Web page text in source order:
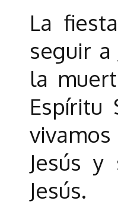
La
seguir a
la
Jesús
Jesús.